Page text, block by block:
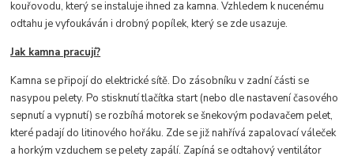
kouřovodu, který se instaluje ihned za kamna. Vzhledem k nucenému
odtahu je vyfoukáván i drobný popílek, který se zde usazuje.
Jak kamna pracují?
Kamna se připojí do elektrické sítě. Do zásobníku v zadní části se
nasypou pelety. Po stisknutí tlačítka start (nebo dle nastavení časového
sepnutí a vypnutí) se rozbíhá motorek se šnekovým podavačem pelet,
které padají do litinového hořáku. Zde se již nahřívá zapalovací váleček
a horkým vzduchem se pelety zapálí. Zapíná se odtahový ventilátor